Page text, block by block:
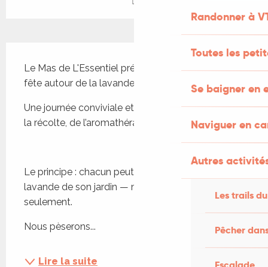
Randonner à
Toutes les
Se baigner en
Naviguer en
Autres
Les trails
Pêcher
Le Mas de L'Essentiel prépare sa toute première
fête autour de la lavande !
Une journée conviviale et participative autour de
la récolte, de l’aromathérapie et de la distillation.
Le principe : chacun peut apporter les brins de
lavande de son jardin — même quelques tiges
seulement.
Nous pèserons...
Lire la suite